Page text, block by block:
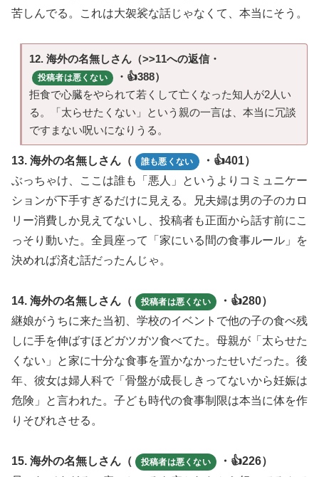
苦しんでる。これは大袈裟な話じゃなくて、本当にそう。
12. 海外の名無しさん（>>11への返信・
投稿者は悪くない
・👍388）
拒食で心臓をやられて若くして亡くなった知人が2人い
る。「太らせたくない」という親の一言は、本当に冗談
ですまない呪いになりうる。
13. 海外の名無しさん（ 誰も悪くない
・👍401）
ぶっちゃけ、ここは誰も「悪人」というよりコミュニケー
ションが下手すぎるだけに見える。兄夫婦は男の子のカロ
リー消費しか見えてないし、投稿者も正面から話す前にこ
っそり動いた。全員座って「家にいる間の食事ルール」を
決めれば済む話だったんじゃ。
14. 海外の名無しさん（ 投稿者は悪くない
・👍280）
継娘がうちに来た当初、学校のイベントで他の子の食べ残
しに手を伸ばすほどガツガツ食べてた。母親が「太らせた
くない」と家に十分な食事を置かなかったせいだった。後
年、彼女は婦人科で「骨盤が成長しきってないから妊娠は
危険」と言われた。子ども時代の食事制限は本当に体を作
りそびれさせる。
15. 海外の名無しさん（ 投稿者は悪くない
・👍226）